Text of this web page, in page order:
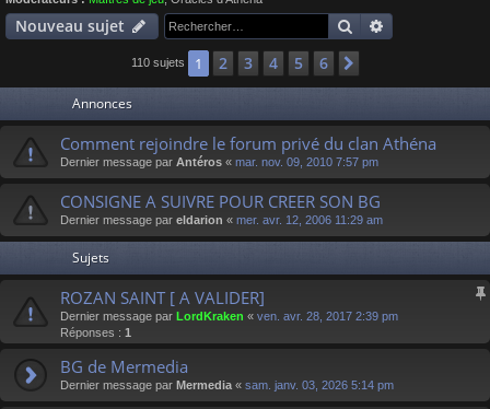
e
Nouveau sujet Rechercher
110 sujets 1 2 3 4 5 6
Annonces
Comment rejoindre le forum privé du clan Athéna
Dernier message par Antéros « mar. nov. 09, 2010 7:57 pm
CONSIGNE A SUIVRE POUR CREER SON BG
Dernier message par eldarion « mer. avr. 12, 2006 11:29 am
Sujets
ROZAN SAINT [ A VALIDER]
Dernier message par LordKraken « ven. avr. 28, 2017 2:39 pm
Réponses : 1
BG de Mermedia
Dernier message par Mermedia « sam. janv. 03, 2026 5:14 pm